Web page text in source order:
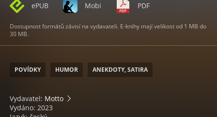
ePUB Mobi PDF
Dostupnost formátů závisí na vydavateli. E-knihy mají velikost od 1 MB do
30 MB.
POVÍDKY HUMOR ANEKDOTY, SATIRA
Vydavatel: Motto
Vydáno: 2023